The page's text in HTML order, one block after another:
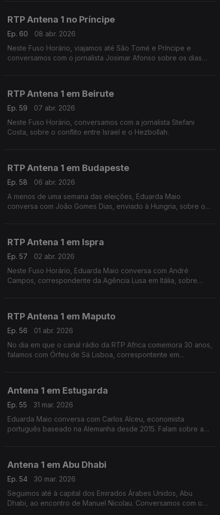
RTP Antena 1 no Príncipe
Ep. 60
08 abr. 2026
Neste Fuso Horário, viajamos até São Tomé e Príncipe e
conversamos com o jornalista Josimar Afonso sobre os dias
RTP Antena 1 em Beirute
Ep. 59
07 abr. 2026
Neste Fuso Horário, conversamos com a jornalista Stefani
Costa, sobre o conflito entre Israel e o Hezbollah.
RTP Antena 1 em Budapeste
Ep. 58
06 abr. 2026
A menos de uma semana das eleições, Eduarda Maio
conversa com João Gomes Dias, enviado à Hungria, sobre os
RTP Antena 1 em Ispra
Ep. 57
02 abr. 2026
Neste Fuso Horário, Eduarda Maio conversa com André
Campos, correspondente da Agência Lusa em Itália, sobre
RTP Antena 1 em Maputo
Ep. 56
01 abr. 2026
No dia em que o canal rádio da RTP Africa comemora 30 anos,
falamos com Órfeu de Sá Lisboa, correspontente em
Antena 1 em Estugarda
Ep. 55
31 mar. 2026
Eduarda Maio conversa com Carlos Alceu, economista
português baseado na Alemanha desde 2015. Falam sobre a
Antena 1 em Abu Dhabi
Ep. 54
30 mar. 2026
Seguimos até à capital dos Emirados Árabes Unidos, Abu
Dhabi, ao encontro de Manuel Nicolau. Conversamos com o